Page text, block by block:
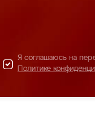
Я соглашаюсь на
Политике